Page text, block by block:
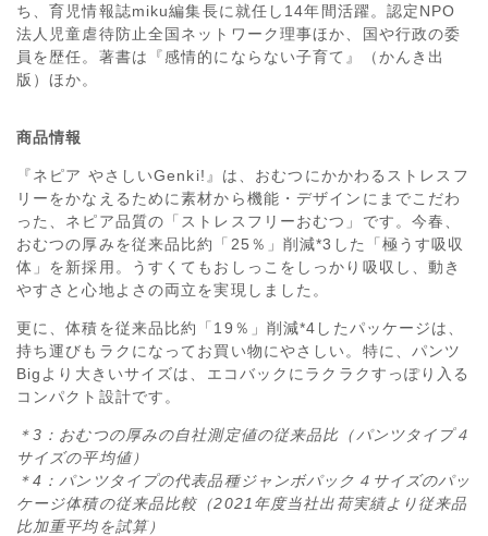
ち、育児情報誌miku編集長に就任し14年間活躍。認定NPO
法人児童虐待防止全国ネットワーク理事ほか、国や行政の委
員を歴任。著書は『感情的にならない子育て』（かんき出
版）ほか。
商品情報
『ネピア やさしいGenki!』は、おむつにかかわるストレスフ
リーをかなえるために素材から機能・デザインにまでこだわ
った、ネピア品質の「ストレスフリーおむつ」です。今春、
おむつの厚みを従来品比約「25％」削減*3した「極うす吸収
体」を新採用。うすくてもおしっこをしっかり吸収し、動き
やすさと心地よさの両立を実現しました。
更に、体積を従来品比約「19％」削減*4したパッケージは、
持ち運びもラクになってお買い物にやさしい。特に、パンツ
Bigより大きいサイズは、エコバックにラクラクすっぽり入る
コンパクト設計です。
＊3：おむつの厚みの自社測定値の従来品比（パンツタイプ４
サイズの平均値）
＊4：パンツタイプの代表品種ジャンボパック４サイズのパッ
ケージ体積の従来品比較（2021年度当社出荷実績より従来品
比加重平均を試算）